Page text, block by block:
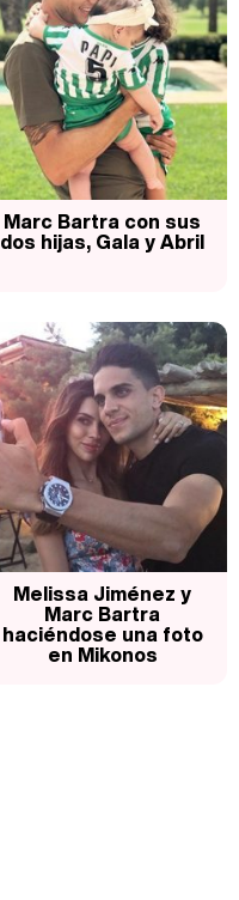
Marc Bartra con sus
dos hijas, Gala y Abril
Melissa Jiménez y
Marc Bartra
haciéndose una foto
en Mikonos